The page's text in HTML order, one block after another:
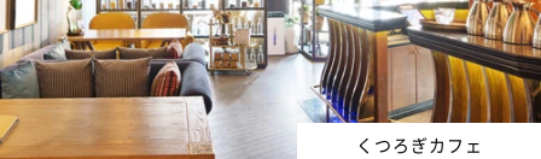
くつろぎカフェ